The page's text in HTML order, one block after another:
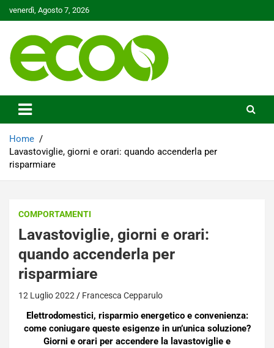
to
venerdì, Agosto 7, 2026
Ecoo.it
Home
Lavastoviglie, giorni e orari: quando accenderla per
risparmiare
COMPORTAMENTI
Lavastoviglie, giorni e orari:
quando accenderla per
risparmiare
12 Luglio 2022 Francesca Cepparulo
Elettrodomestici, risparmio energetico e convenienza:
come coniugare queste esigenze in un’unica soluzione?
Giorni e orari per accendere la lavastoviglie e